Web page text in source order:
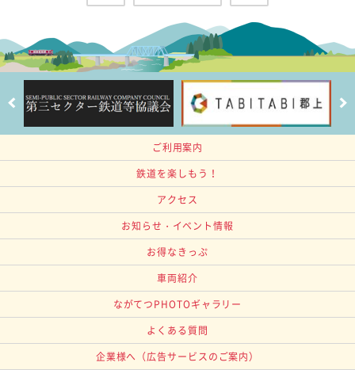
ご利用案内
鉄道を楽しもう！
アクセス
お知らせ・イベント情報
お得なきっぷ
車両紹介
ながてつPHOTOギャラリー
よくある質問
企業様へ （広告サービスのご案内）